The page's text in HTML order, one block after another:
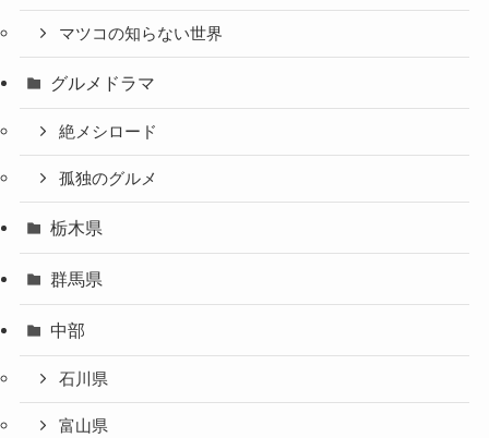
マツコの知らない世界
グルメドラマ
絶メシロード
孤独のグルメ
栃木県
群馬県
中部
石川県
富山県